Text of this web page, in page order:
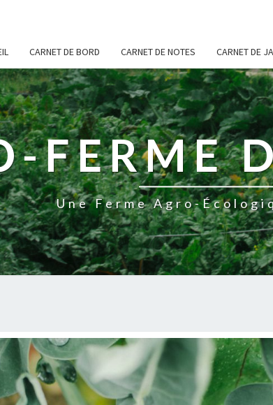
CARNET DE BORD CARNET DE NOTES CARNET DE
FERME
Une Ferme Agro-